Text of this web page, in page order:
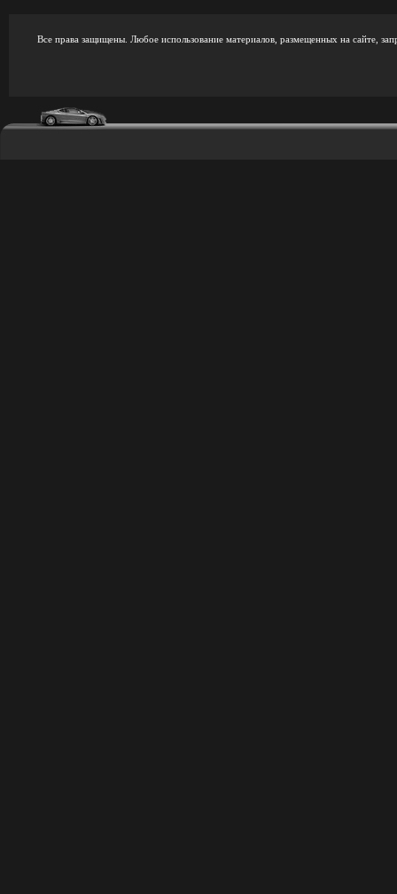
Все права защищены. Любое использование материалов, размещенных на сайте,